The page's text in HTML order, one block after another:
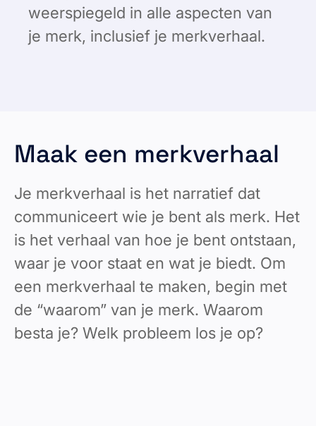
weerspiegeld in alle aspecten van
je merk, inclusief je merkverhaal.
Maak een merkverhaal
Je merkverhaal is het narratief dat
communiceert wie je bent als merk. Het
is het verhaal van hoe je bent ontstaan,
waar je voor staat en wat je biedt. Om
een merkverhaal te maken, begin met
de “waarom” van je merk. Waarom
besta je? Welk probleem los je op?